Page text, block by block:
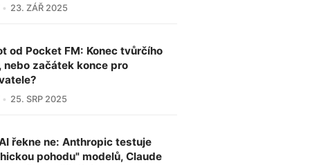
23. ZÁŘ 2025
od Pocket FM: Konec tvůrčího
nebo začátek konce pro
25. SRP 2025
řekne ne: Anthropic testuje
pohodu" modelů, Claude